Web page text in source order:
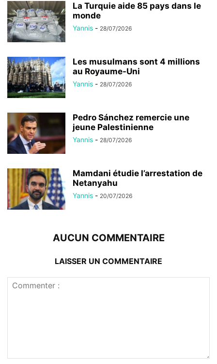
La Turquie aide 85 pays dans le
monde
Yannis - 28/07/2026
Les musulmans sont 4 millions
au Royaume-Uni
Yannis - 28/07/2026
Pedro Sánchez remercie une
jeune Palestinienne
Yannis - 28/07/2026
Mamdani étudie l’arrestation de
Netanyahu
Yannis - 20/07/2026
AUCUN COMMENTAIRE
LAISSER UN COMMENTAIRE